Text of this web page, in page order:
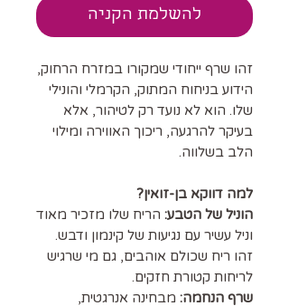
להשלמת הקניה
זהו שרף ייחודי שמקורו במזרח הרחוק,
הידוע בניחוח המתוק, הקרמלי והונילי
שלו. הוא לא נועד רק לטיהור, אלא
בעיקר להרגעה, ריכוך האווירה ומילוי
הלב בשלווה.
למה דווקא בן-זואין?
הוניל של הטבע: הריח שלו מזכיר מאוד
וניל עשיר עם נגיעות של קינמון ודבש.
זהו ריח שכולם אוהבים, גם מי שרגיש
לריחות קטורת חזקים.
שרף הנחמה: מבחינה אנרגטית,